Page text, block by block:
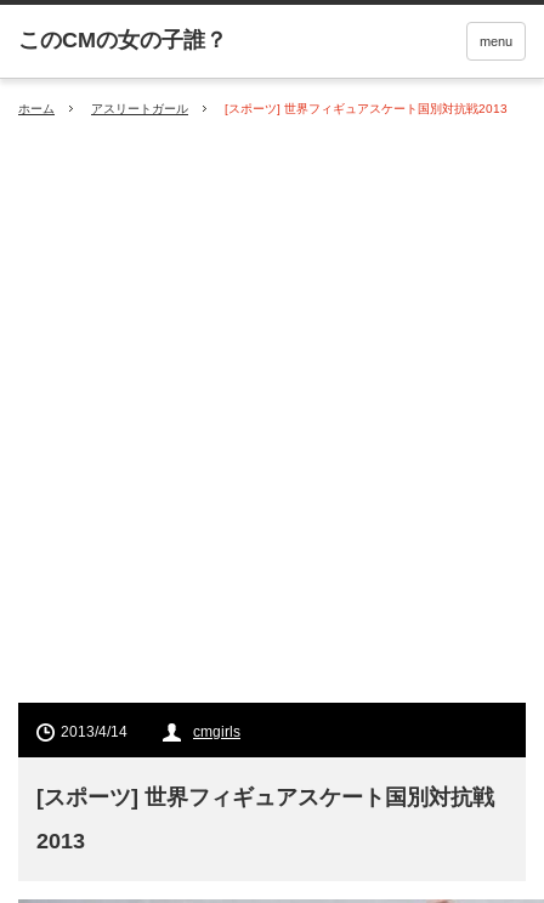
menu
ホーム アスリートガール [スポーツ] 世界フィギュアスケート国別対抗戦2013
2013/4/14 cmgirls
[スポーツ] 世界フィギュアスケート国別対抗戦
2013